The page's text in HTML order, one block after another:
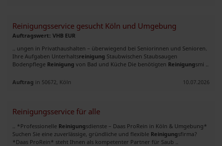
Reinigungsservice gesucht Köln und Umgebung
Auftragswert: VHB EUR
.. ungen in Privathaushalten – überwiegend bei Seniorinnen und Senioren.
Ihre Aufgaben Unterhaltsreinigung Staubwischen Staubsaugen
Bodenpflege Reinigung von Bad und Küche Die benötigten Reinigungsmi ..
Auftrag in 50672, Köln 10.07.2026
Reinigungsservice für alle
.. *Professionelle Reinigungsdienste – Daas ProRein in Köln & Umgebung*
Suchen Sie eine zuverlässige, gründliche und flexible Reinigungsfirma?
*Daas ProRein* steht Ihnen als kompetenter Partner für Saub ..